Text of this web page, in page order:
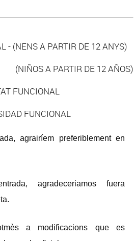
- (NENS A PARTIR DE 12 ANYS)
DE 12 AÑOS)
FUNCIONAL
FUNCIONAL
agrairíem preferiblement en
agradeceriamos fuera
a modificacions que es